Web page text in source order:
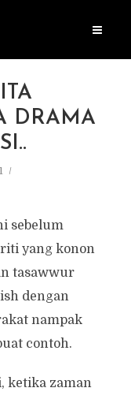
DRAMA
sebelum
yang konon
tasawwur
dengan
nampak
contoh.
ketika zaman